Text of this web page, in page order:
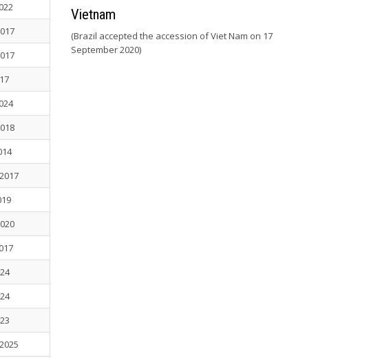
Vietnam
(Brazil accepted the accession of Viet Nam on 17
September 2020)